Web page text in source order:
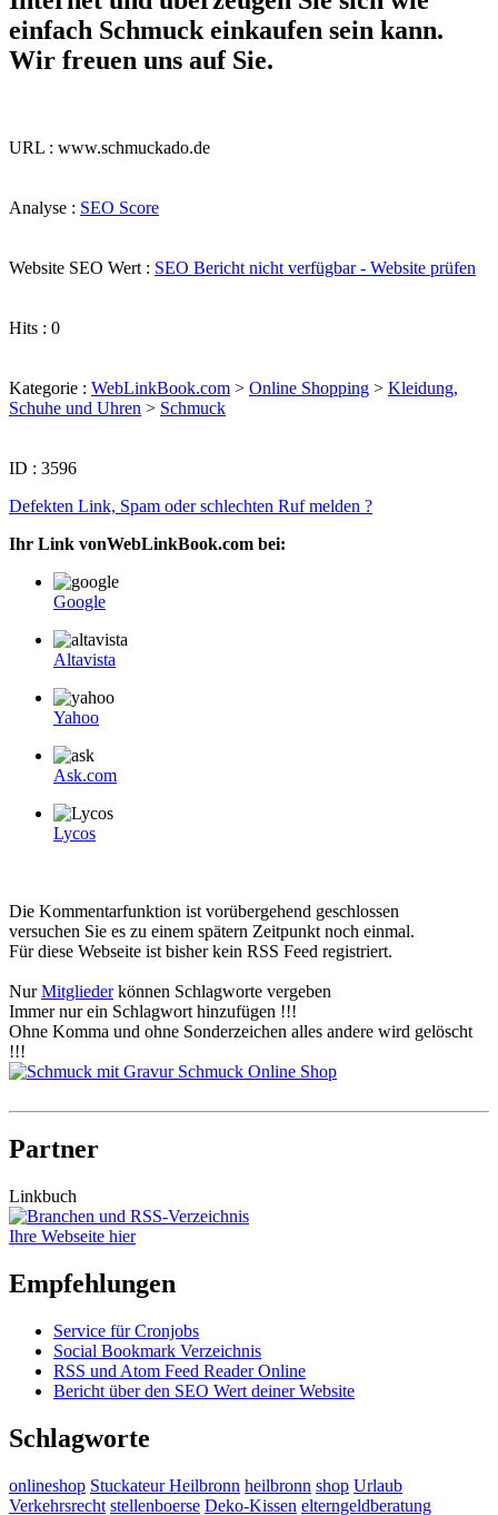
einfach Schmuck einkaufen sein kann.
Wir freuen uns auf Sie.
URL : www.schmuckado.de
Analyse : SEO Score
Website SEO Wert : SEO Bericht nicht verfügbar - Website prüfen
Hits : 0
Kategorie : WebLinkBook.com > Online Shopping > Kleidung,
Schuhe und Uhren > Schmuck
ID : 3596
Defekten Link, Spam oder schlechten Ruf melden ?
Ihr Link vonWebLinkBook.com bei:
Google
Altavista
Yahoo
Ask.com
Lycos
Die Kommentarfunktion ist vorübergehend geschlossen
versuchen Sie es zu einem spätern Zeitpunkt noch einmal.
Für diese Webseite ist bisher kein RSS Feed registriert.
NurMitgliederkönnen Schlagworte vergeben
Immer nur ein Schlagwort hinzufügen !!!
Ohne Komma und ohne Sonderzeichen alles andere wird gelöscht
!!!
Partner
Linkbuch
Ihre Webseite hier
Empfehlungen
Service für Cronjobs
Social Bookmark Verzeichnis
RSS und Atom Feed Reader Online
Bericht über den SEO Wert deiner Website
Schlagworte
onlineshop Stuckateur Heilbronn heilbronn shop Urlaub
Verkehrsrecht stellenboerse Deko-Kissen elterngeldberatung